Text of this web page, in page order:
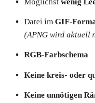
Datei im GIF-
(APNG wird aktuell
RGB-Farbschema
Keine kreis- oder
Keine unnötigen